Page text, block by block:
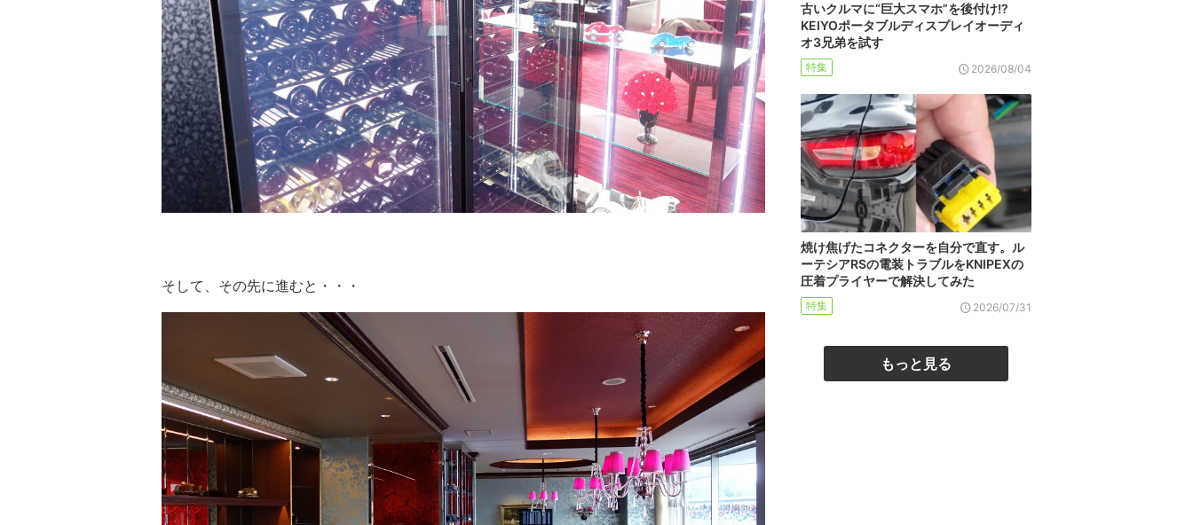
そして、その先に進むと・・・
古いクルマに“巨大スマホ”を後付け!?
KEIYOポータブルディスプレイオーディ
オ3兄弟を試す
特集 2026/08/04
焼け焦げたコネクターを自分で直す。ル
ーテシアRSの電装トラブルをKNIPEXの
圧着プライヤーで解決してみた
特集 2026/07/31
もっと見る